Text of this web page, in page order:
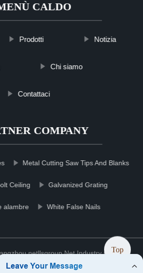
CALDO
Prodotti Notizia
Chi siamo
Contattaci
COMPANY
Metal Cutting Saw Tips And Blanks
Ceiling Galvanized Grating
alambre White False Nails
netllsgroup Net Industry Co., Ltd.
Sitemap
Top